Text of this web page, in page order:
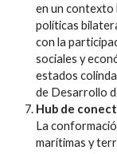
en un contexto
políticas
con la
sociales y
estados
de Desarrollo
Hub de
La
marítimas y